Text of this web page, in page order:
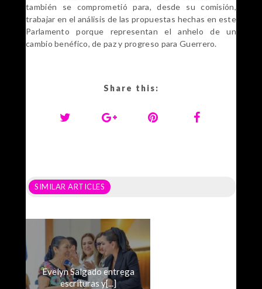
también se comprometió para, desde su comisión,
trabajar en el análisis de las propuestas hechas en este
Parlamento porque representan el anhelo de un
cambio benéfico, de paz y progreso para Guerrero.
Share this:
SIMILAR ARTICLES
Evelyn Salgado entrega
escrituras y[...]